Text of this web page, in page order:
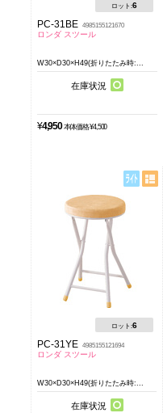
ロット:6
PC-31BE 4985155121670
ロンダ スツール
W30×D30×H49(折りたたみ時:...
在庫状況
¥4,950 本体価格 ¥4,500
ロット:6
PC-31YE 4985155121694
ロンダ スツール
W30×D30×H49(折りたたみ時:...
在庫状況